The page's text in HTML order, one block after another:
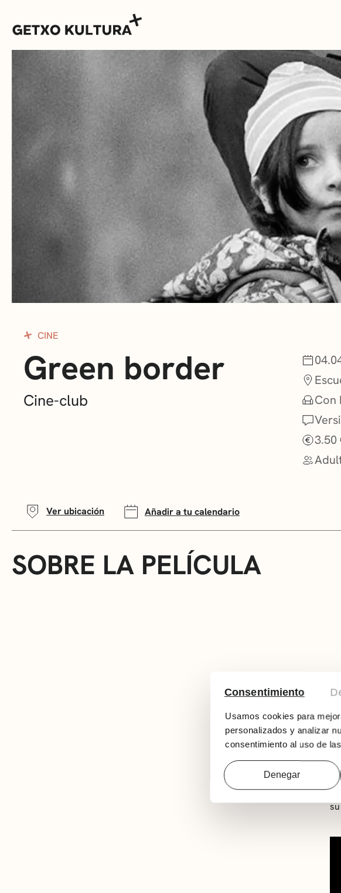
Consentimiento
Usamos cookies para
personalizados y analizar
consentimiento al uso de
Denegar
AGENDA
MUXIKEBARRI
CONTACTO
ENTRADAS
CINE
Green border
Cine-club
Con
3.50
Ver ubicación Añadir a tu calendario
SOBRE LA PELÍCULA